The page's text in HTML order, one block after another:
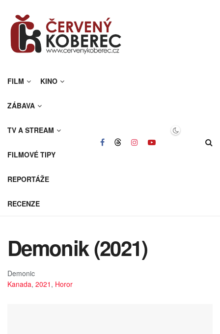
FILM KINO
ZÁBAVA
TV A STREAM
FILMOVÉ TIPY
REPORTÁŽE
RECENZE
Demonik (2021)
Demonic
Kanada, 2021 , Horor